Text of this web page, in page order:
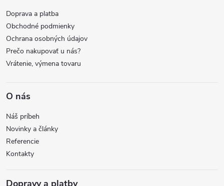
e
Doprava a platba
Obchodné podmienky
Ochrana osobných údajov
Prečo nakupovať u nás?
Vrátenie, výmena tovaru
O nás
Náš príbeh
Novinky a články
Referencie
Kontakty
Dopravy a platby